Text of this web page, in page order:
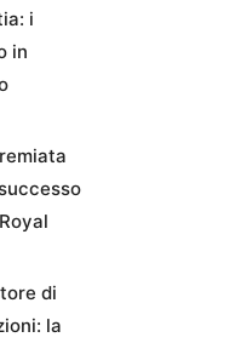
i
in
di
la